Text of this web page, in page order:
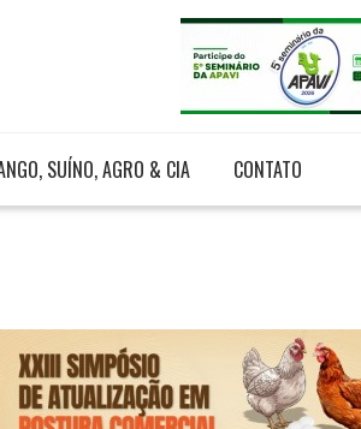
SUÍNO, AGRO & CIA CONTATO